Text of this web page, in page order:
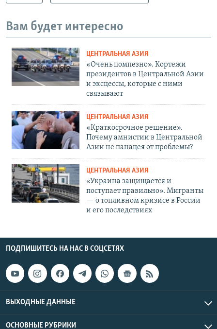
Вам будет интересно
ЦЕНТРАЛЬНАЯ АЗИЯ
«Очень помпезно». Кортежи
президентов в Центральной Азии
и эксцессы, которые с ними
связывают
ЦЕНТРАЛЬНАЯ АЗИЯ
«Краткосрочное решение».
Почему амнистии в Центральной
Азии не панацея от проблемы?
ЦЕНТРАЛЬНАЯ АЗИЯ
«Украина защищается и
поступает правильно». Мигранты
— о топливном кризисе в России
и его последствиях
ПОДПИШИТЕСЬ НА НАС В СОЦСЕТЯХ
ВЫХОДНЫЕ ДАННЫЕ
ОСНОВНЫЕ РУБРИКИ